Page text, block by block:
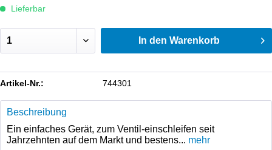
Lieferbar
In den Warenkorb
Artikel-Nr.: 744301
Beschreibung
Ein einfaches Gerät, zum Ventil-einschleifen seit
Jahrzehnten auf dem Markt und bestens... mehr